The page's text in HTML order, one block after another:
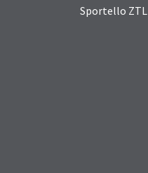
Sportello ZTL